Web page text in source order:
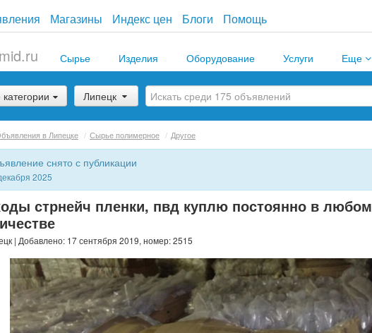
Магазины Индекс цен Блоги Помощь
Сырье Изделия Оборудование Услуги Еще
Липецк
в Липецке / Сырье полимерное / Другое
снято с публикации
2025
стрнейч пленки, пвд куплю постоянно в любом
| Добавлено: 17 сентября 2019, номер: 2515